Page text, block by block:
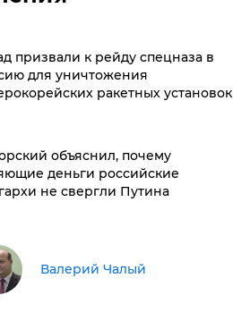
призвали к рейду спецназа в
для уничтожения
ракетных установок
объяснил, почему
деньги российские
не свергли Путина
Валерий Чалый